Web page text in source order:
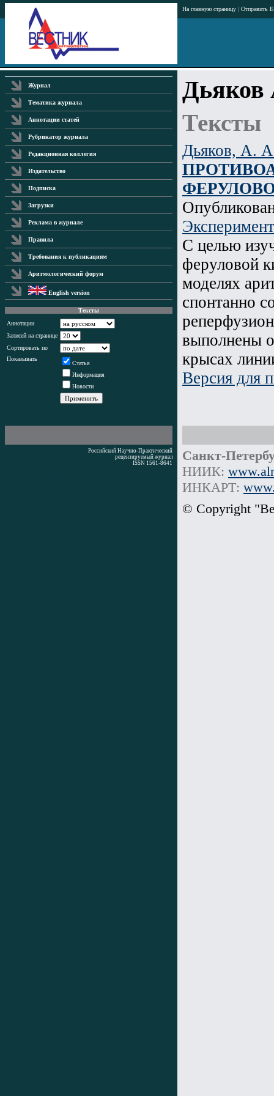
На главную страницу | Отправить
Журнал
Тематика журнала
Аннотации статей
Рубрикатор журнала
Редакционная коллегия
Издательство
Подписка
Загрузки
Реклама в журнале
Правила
Требования к публикациям
Аритмологический форум
English version
Тексты
Аннотации
Записей на странице
Сортировать по
Показывать
Статья
Информация
Новости
Дьяков
Тексты
Дьяков, А.
С целью
феруловой
моделях
спонтанно
выполнены
крысах
Версия для
Российский Научно-Практический
рецензируемый журнал
ISSN 1561-8641
Санкт-
НИИК:
ИНКАРТ:
© Copyright